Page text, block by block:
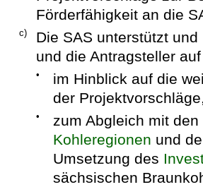
Förderfähigkeit an die
c)
Die SAS unterstützt
und die Antragsteller
•
im Hinblick auf die
der
•
zum Abgleich mit
Kohleregionen und
Umsetzung des
sächsischen